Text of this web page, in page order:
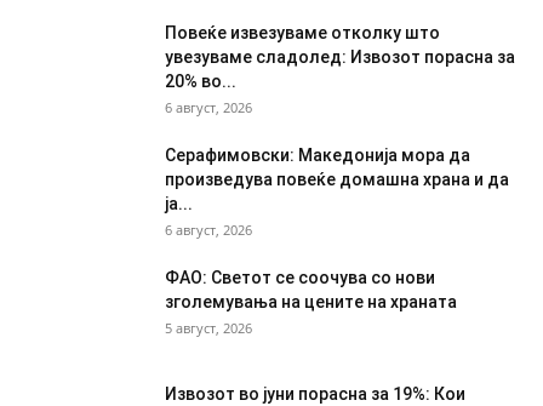
Повеќе извезуваме отколку што
увезуваме сладолед: Извозот порасна за
20% во...
6 август, 2026
Серафимовски: Македонија мора да
произведува повеќе домашна храна и да
ја...
6 август, 2026
ФАО: Светот се соочува со нови
зголемувања на цените на храната
5 август, 2026
Извозот во јуни порасна за 19%: Кои